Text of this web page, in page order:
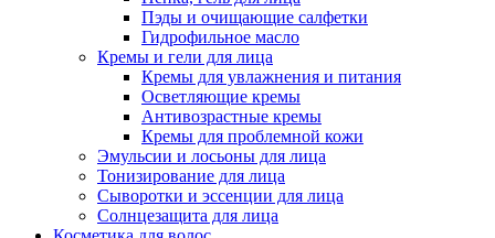
Пэды и очищающие салфетки
Гидрофильное масло
Кремы и гели для лица
Кремы для увлажнения и питания
Осветляющие кремы
Антивозрастные кремы
Кремы для проблемной кожи
Эмульсии и лосьоны для лица
Тонизирование для лица
Сыворотки и эссенции для лица
Солнцезащита для лица